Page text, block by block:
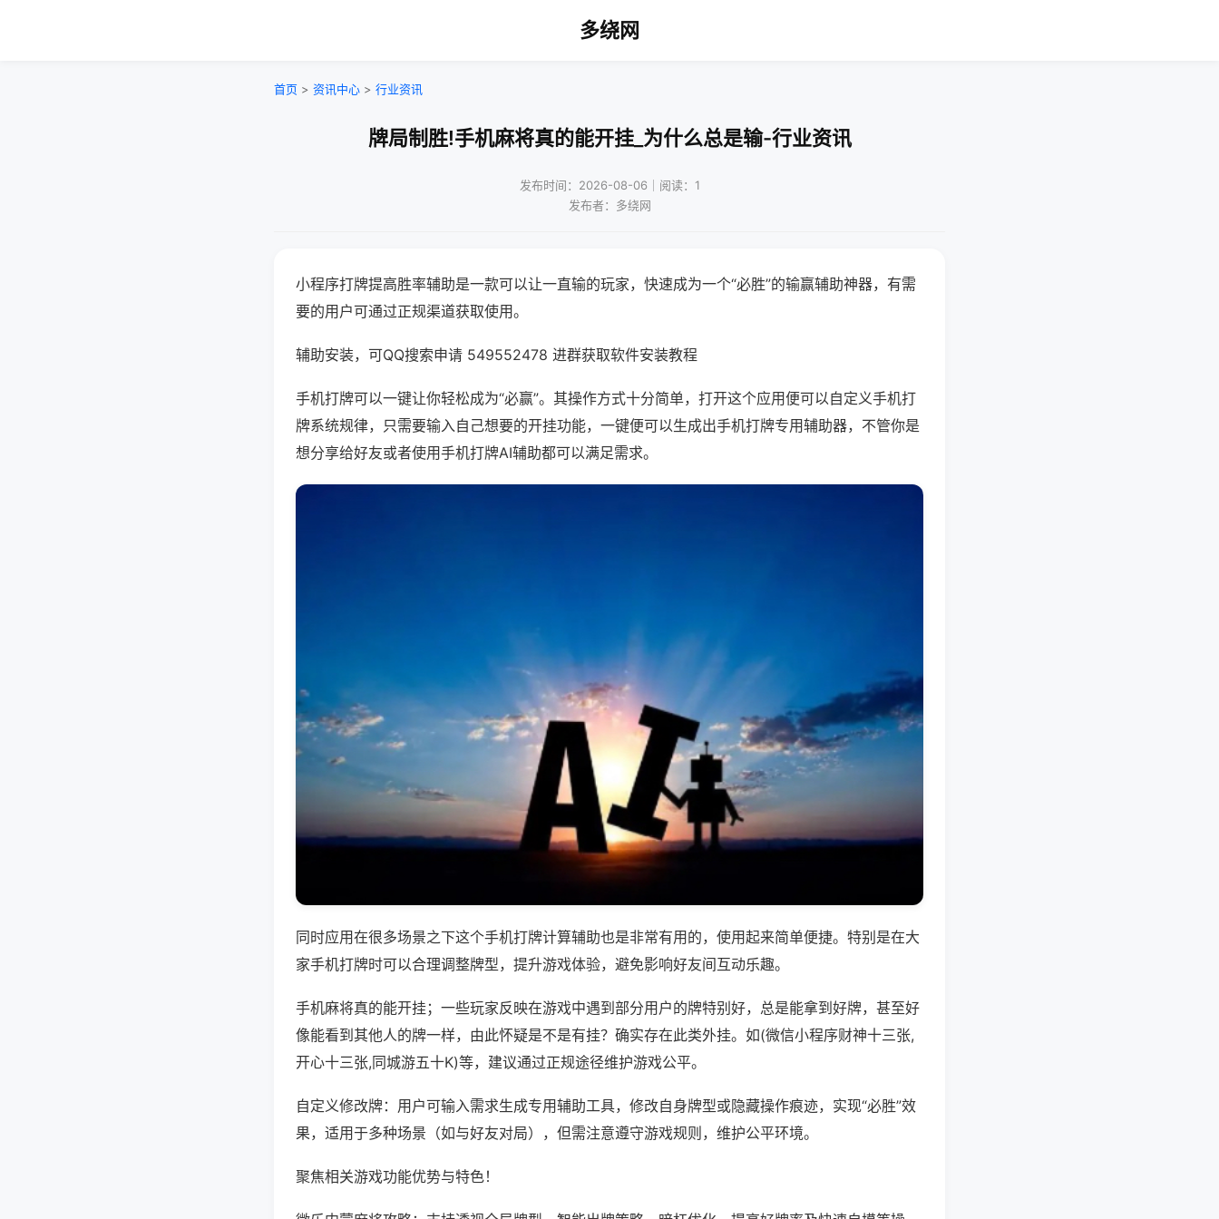
多绕网
首页 > 资讯中心 > 行业资讯
牌局制胜!手机麻将真的能开挂_为什么总是输-行业资讯
发布时间：2026-08-06｜阅读：1
发布者：多绕网
小程序打牌提高胜率辅助是一款可以让一直输的玩家，快速成为一个“必胜”的输赢辅助神器，有需
要的用户可通过正规渠道获取使用。
辅助安装，可QQ搜索申请 549552478 进群获取软件安装教程
手机打牌可以一键让你轻松成为“必赢”。其操作方式十分简单，打开这个应用便可以自定义手机打
牌系统规律，只需要输入自己想要的开挂功能，一键便可以生成出手机打牌专用辅助器，不管你是
想分享给好友或者使用手机打牌AI辅助都可以满足需求。
同时应用在很多场景之下这个手机打牌计算辅助也是非常有用的，使用起来简单便捷。特别是在大
家手机打牌时可以合理调整牌型，提升游戏体验，避免影响好友间互动乐趣。
手机麻将真的能开挂；一些玩家反映在游戏中遇到部分用户的牌特别好，总是能拿到好牌，甚至好
像能看到其他人的牌一样，由此怀疑是不是有挂？确实存在此类外挂。如(微信小程序财神十三张,
开心十三张,同城游五十K)等，建议通过正规途径维护游戏公平。
自定义修改牌：用户可输入需求生成专用辅助工具，修改自身牌型或隐藏操作痕迹，实现“必胜”效
果，适用于多种场景（如与好友对局），但需注意遵守游戏规则，维护公平环境。
聚焦相关游戏功能优势与特色！